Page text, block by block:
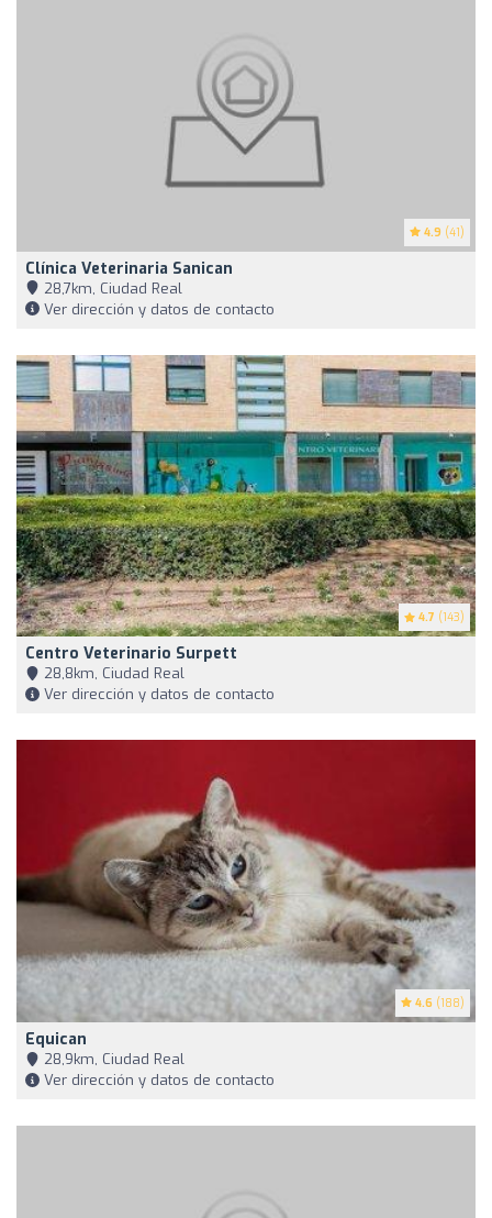
4.9 (41)
Clínica Veterinaria Sanican
28,7km, Ciudad Real
Ver dirección y datos de contacto
4.7 (143)
Centro Veterinario Surpett
28,8km, Ciudad Real
Ver dirección y datos de contacto
4.6 (188)
Equican
28,9km, Ciudad Real
Ver dirección y datos de contacto